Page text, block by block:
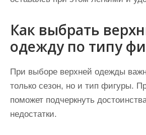
Как выбрать
одежду по типу
При выборе верхней одежды
только сезон, но и тип фигуры.
поможет подчеркнуть
недостатки.